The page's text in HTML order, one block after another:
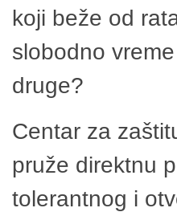
koji beže od
slobodno
druge?
Centar za
pruže direktnu
tolerantnog i